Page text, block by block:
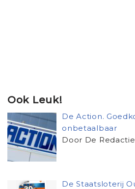
Ook Leuk!
De Action.
onbetaalbaar
Door De Redactie
De Staatsloterij